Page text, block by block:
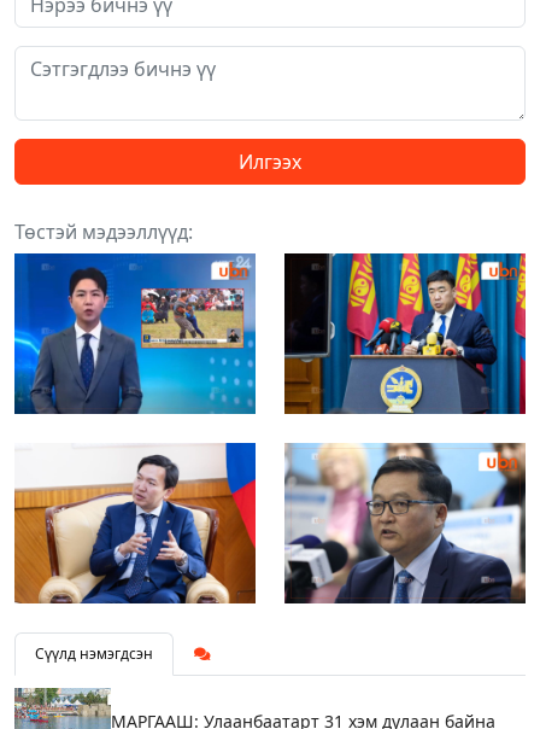
Илгээх
Төстэй мэдээллүүд:
Сүүлд нэмэгдсэн
МАРГААШ: Улаанбаатарт 31 хэм дулаан байна